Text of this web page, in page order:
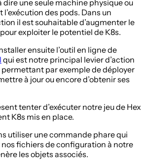
dire une seule machine physique ou
des pods. Dans un
il est souhaitable d’augmenter le
exploiter le potentiel de K8s.
ensuite l’outil en ligne de
qui est notre principal levier d’action
par exemple de déployer
à jour ou encore d’obtenir ses
tenter d’exécuter notre jeu de Hex
K8s mis en place.
utiliser une commande phare qui
nos fichiers de configuration à notre
les objets associés.